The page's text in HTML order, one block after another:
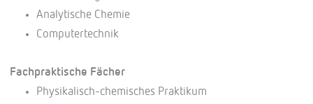
Analytische Chemie
Computertechnik
Fachpraktische Fächer
Physikalisch-chemisches Praktikum